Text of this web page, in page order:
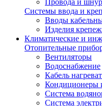
Провода и
Системы ввода и
Вводы
Изделия
Климатические и
Отопительные
Вентиляторы
Водоснабжение
Кабель
Кондиционеры
Система
Система